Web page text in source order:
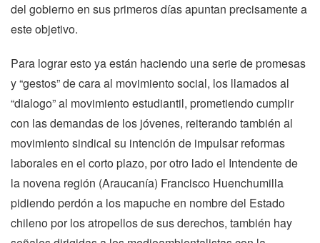
del gobierno en sus primeros días apuntan precisamente a
este objetivo.
Para lograr esto ya están haciendo una serie de promesas
y “gestos” de cara al movimiento social, los llamados al
“dialogo” al movimiento estudiantil, prometiendo cumplir
con las demandas de los jóvenes, reiterando también al
movimiento sindical su intención de impulsar reformas
laborales en el corto plazo, por otro lado el Intendente de
la novena región (Araucanía) Francisco Huenchumilla
pidiendo perdón a los mapuche en nombre del Estado
chileno por los atropellos de sus derechos, también hay